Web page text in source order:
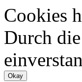
Cookies
Durch